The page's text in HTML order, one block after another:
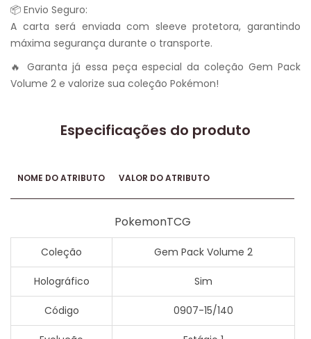
📦 Envio Seguro:
A carta será enviada com sleeve protetora, garantindo
máxima segurança durante o transporte.
🔥 Garanta já essa peça especial da coleção Gem Pack
Volume 2 e valorize sua coleção Pokémon!
Especificações do produto
NOME DO ATRIBUTO VALOR DO ATRIBUTO
PokemonTCG
Coleção Gem Pack Volume 2
Holográfico Sim
Código 0907-15/140